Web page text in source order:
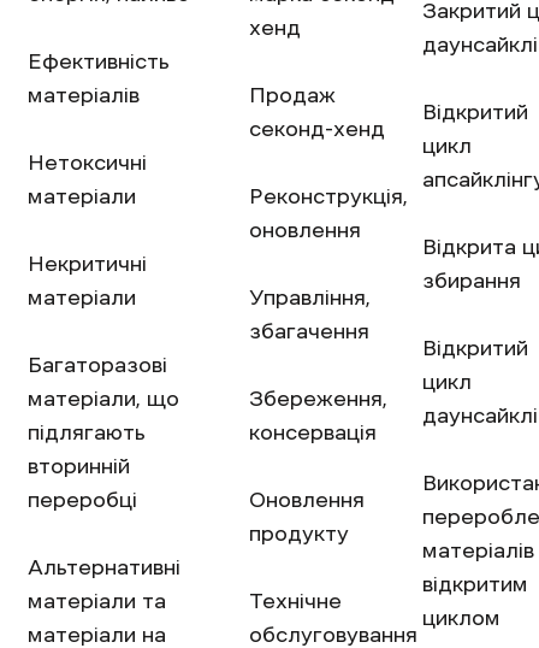
Ефективність
матеріалів
Нетоксичні
матеріали
Некритичні
матеріали
Багаторазові
матеріали, що
підлягають
вторинній
переробці
Альтернативні
матеріали та
матеріали на
хенд
Продаж
секонд-хенд
Реконструкція,
оновлення
Управління,
збагачення
Збереження,
консервація
Оновлення
продукту
Технічне
обслуговування
Закритий
Відкритий
цикл
Відкрита
збирання
Відкритий
цикл
матеріалів
відкритим
циклом